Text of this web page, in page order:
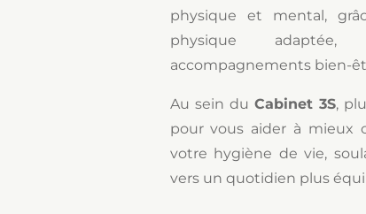
physique et mental,
physique adaptée,
accompagnements bien-
Au sein du Cabinet 3S,
pour vous aider à mieux
votre hygiène de vie,
vers un quotidien plus